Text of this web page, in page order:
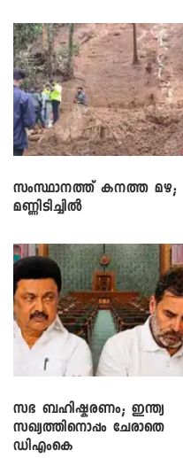
സംസ്ഥാനത്ത് കനത്ത മഴ;
മണ്ണിടിച്ചിൽ
സഭ ബഹിഷ്കരണം; ഇന്ത്യ
സഖ്യത്തിനൊപ്പം ചേരാതെ
ഡിഎംകെ